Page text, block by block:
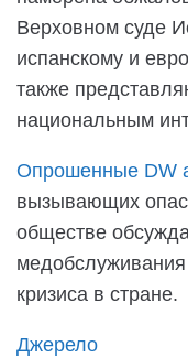
Верховном суде
испанскому и
также
национальным
Опрошенные DW
вызывающих
обществе
кризиса в стране.
Джерело